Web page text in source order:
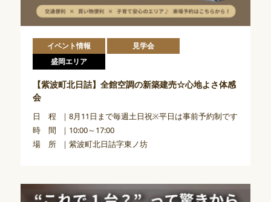
イベント情報
見学会
盛岡エリア
【紫波町北日詰】全館空調の新築建売☆心地よさ体感
会
日 程
8月11日まで毎週土日祝※平日は事前予約制です
時 間
10:00～17:00
場 所
紫波町北日詰字東ノ坊